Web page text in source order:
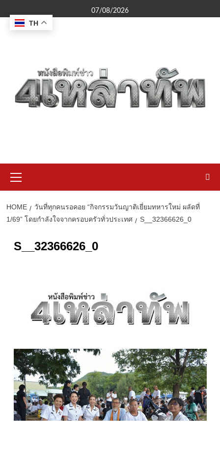
to
content
07/08/2026
Menu
HOME
วันที่ทุกคนรอคอย “กิจกรรมวันญาติเยี่ยมทหารใหม่ ผลัดที่
1/69” โดยกำลังใจจากครอบครัวทั่วประเทศ
S__32366626_0
S__32366626_0
TH